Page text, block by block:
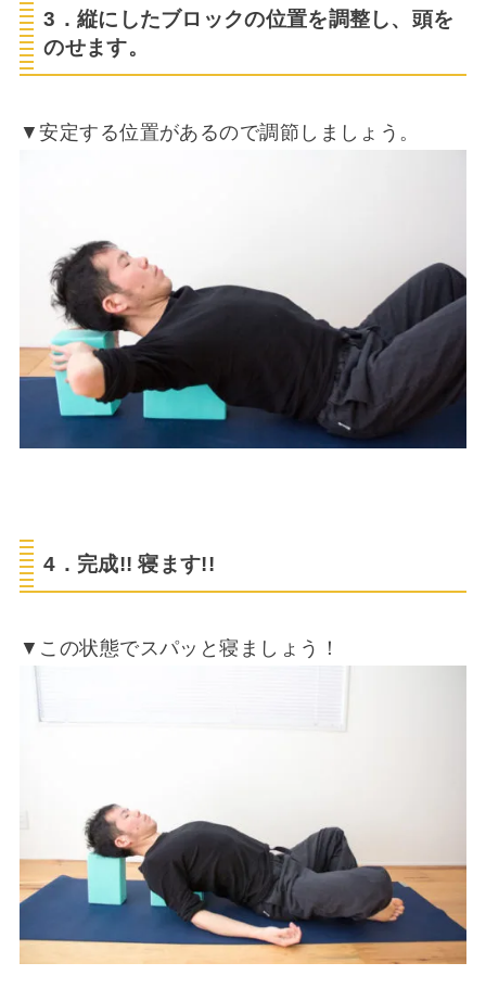
3．縦にしたブロックの位置を調整し、頭を
のせます。
▼安定する位置があるので調節しましょう。
4．完成!! 寝ます!!
▼この状態でスパッと寝ましょう！